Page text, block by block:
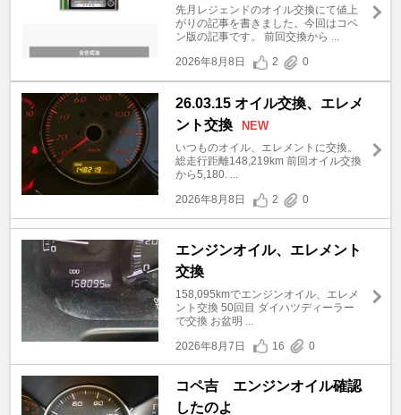
先月レジェンドのオイル交換にて値上
がりの記事を書きました。今回はコペ
ン版の記事です。 前回交換から ...
2026年8月8日
2 0
26.03.15 オイル交換、エレメ
ント交換
NEW
いつものオイル、エレメントに交換。
総走行距離148,219km 前回オイル交換
から5,180. ...
2026年8月8日
2 0
エンジンオイル、エレメント
交換
158,095kmでエンジンオイル、エレメ
ント交換 50回目 ダイハツディーラー
で交換 お盆明 ...
2026年8月7日
16 0
コペ吉 エンジンオイル確認
したのよ